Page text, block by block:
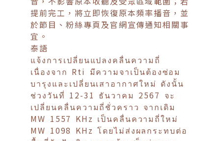
提前完工，將立即恢復原本頻率播音，並
於節目、粉絲專頁及官網宣傳通知相關事
宜。
泰語
แจ้งการเปลี่ยนแปลงคลื่นความถี่
เนื่องจาก Rti มีความจาเป็นต้องซ่อม
บารุงและเปลี่ยนเสาอากาศใหม่ ดังนั้น
ช่วงวันที่ 12-31 ธันวาคม 2567 จะ
เปลี่ยนคลื่นความถี่ชั่วคราว จากเดิม
MW 1557 KHz เป็นคลื่นความถี่ใหม่
MW 1098 KHz โดยไม่ส่งผลกระทบต่อ